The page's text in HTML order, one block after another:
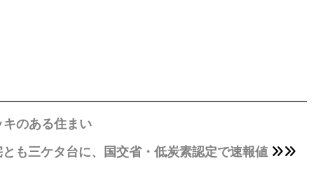
のある住まい
も三ケタ台に、国交省・低炭素認定で速報値